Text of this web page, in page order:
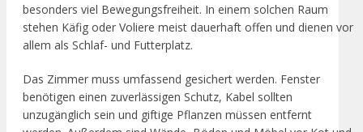
besonders viel Bewegungsfreiheit. In einem solchen Raum
stehen Käfig oder Voliere meist dauerhaft offen und dienen vor
allem als Schlaf- und Futterplatz.
Das Zimmer muss umfassend gesichert werden. Fenster
benötigen einen zuverlässigen Schutz, Kabel sollten
unzugänglich sein und giftige Pflanzen müssen entfernt